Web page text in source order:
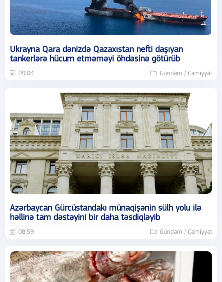
Ukrayna Qara dənizdə Qazaxıstan nefti daşıyan
tankerlərə hücum etməməyi öhdəsinə götürüb
09:04 Gündəm / Cəmiyyət
Azərbaycan Gürcüstandakı münaqişənin sülh yolu ilə
həllinə tam dəstəyini bir daha təsdiqləyib
08:59 Gündəm / Cəmiyyət